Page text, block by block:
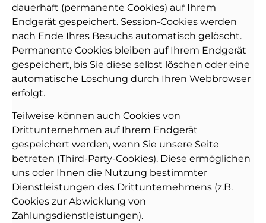
dauerhaft (permanente Cookies) auf Ihrem
Endgerät gespeichert. Session-Cookies werden
nach Ende Ihres Besuchs automatisch gelöscht.
Permanente Cookies bleiben auf Ihrem Endgerät
gespeichert, bis Sie diese selbst löschen oder eine
automatische Löschung durch Ihren Webbrowser
erfolgt.
Teilweise können auch Cookies von
Drittunternehmen auf Ihrem Endgerät
gespeichert werden, wenn Sie unsere Seite
betreten (Third-Party-Cookies). Diese ermöglichen
uns oder Ihnen die Nutzung bestimmter
Dienstleistungen des Drittunternehmens (z.B.
Cookies zur Abwicklung von
Zahlungsdienstleistungen).